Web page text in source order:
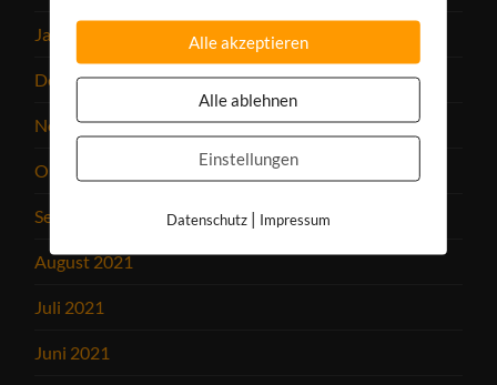
Januar 2022
Dezember 2021
November 2021
Oktober 2021
September 2021
August 2021
Juli 2021
Juni 2021
Alle akzeptieren
Alle ablehnen
Einstellungen
Datenschutz| Impressum